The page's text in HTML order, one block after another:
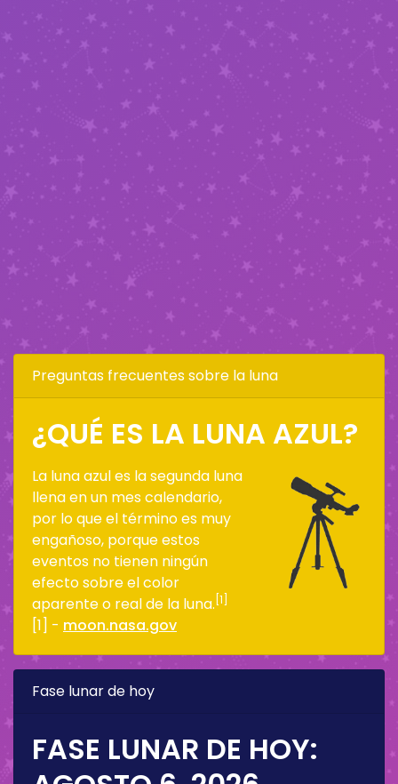
Preguntas frecuentes sobre la luna
¿QUÉ ES LA LUNA AZUL?
La luna azul es la segunda luna
llena en un mes calendario,
por lo que el término es muy
engañoso, porque estos
eventos no tienen ningún
efecto sobre el color
aparente o real de la luna. [1]
[1] - moon.nasa.gov
Fase lunar de hoy
FASE LUNAR DE HOY: